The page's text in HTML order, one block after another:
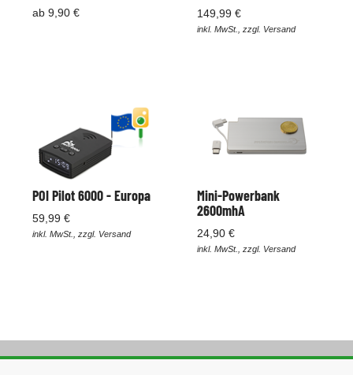
ab 9,90 € 149,99 €
inkl. MwSt., zzgl. Versand
POI Pilot 6000 - Europa
59,99 €
inkl. MwSt., zzgl. Versand
Mini-Powerbank
2600mhA
24,90 €
inkl. MwSt., zzgl. Versand